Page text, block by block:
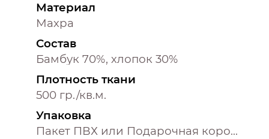
Материал
Махра
Состав
Бамбук 70%, хлопок 30%
Плотность ткани
500 гр./кв.м.
Упаковка
Пакет ПВХ или Подарочная коробка